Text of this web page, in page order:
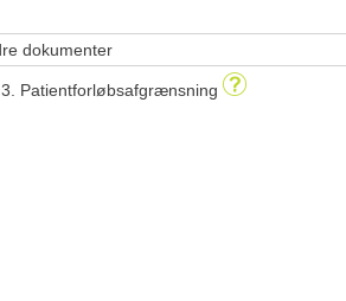
dokumenter
Patientforløbsafgrænsning